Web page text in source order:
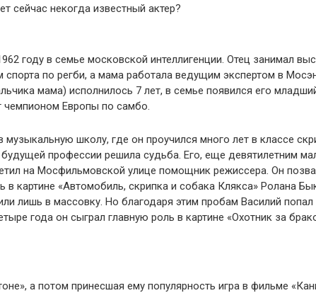
сейчас некогда известный актер?
году в семье московской интеллигенции. Отец занимал
по регби, а мама работала ведущим экспертом в
мама) исполнилось 7 лет, в семье появился его
Европы по самбо.
школу, где он проучился много лет в классе
профессии решила судьба. Его, еще девятилетним
на Мосфильмовской улице помощник режиссера. Он
в картине «Автомобиль, скрипка и собака Клякса» Ролана
лишь в массовку. Но благодаря этим пробам Василий попал
года он сыграл главную роль в картине «Охотник за
а потом принесшая ему популярность игра в фильме